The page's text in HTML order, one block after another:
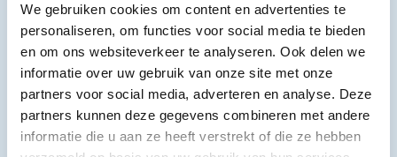
We gebruiken cookies om content en advertenties te
personaliseren, om functies voor social media te bieden
en om ons websiteverkeer te analyseren. Ook delen we
informatie over uw gebruik van onze site met onze
partners voor social media, adverteren en analyse. Deze
partners kunnen deze gegevens combineren met andere
informatie die u aan ze heeft verstrekt of die ze hebben
Burnshield Twinpack set van 2 stuks 10x10 met pocket guide
€ 10,33
9.48 excl. btw
Leverbaar